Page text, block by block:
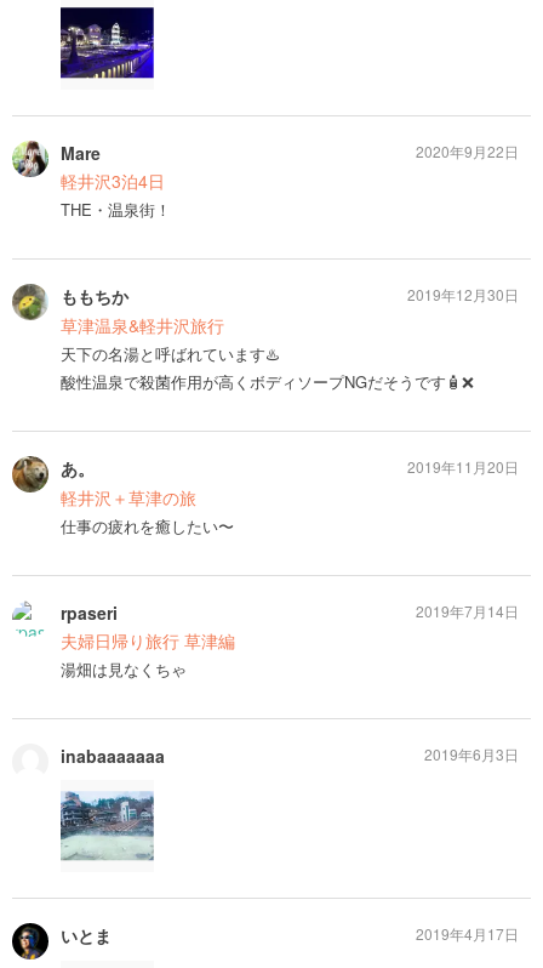
Mare
軽井沢3泊4日
THE・温泉街！
2020年9月22日
ももちか
草津温泉&軽井沢旅行
天下の名湯と呼ばれています♨️
酸性温泉で殺菌作用が高くボディソープNGだそうです🧴❌
2019年12月30日
あ。
軽井沢＋草津の旅
仕事の疲れを癒したい〜
2019年11月20日
rpaseri
夫婦日帰り旅行 草津編
湯畑は見なくちゃ
2019年7月14日
inabaaaaaaa 2019年6月3日
いとま 2019年4月17日